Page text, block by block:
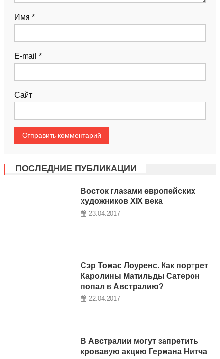
Имя *
E-mail *
Сайт
ПОСЛЕДНИЕ ПУБЛИКАЦИИ
Восток глазами европейских
художников XIX века
23.04.2017
Сэр Томас Лоуренс. Как портрет
Каролины Матильды Сатерон
попал в Австралию?
22.04.2017
В Австралии могут запретить
кровавую акцию Германа Нитча